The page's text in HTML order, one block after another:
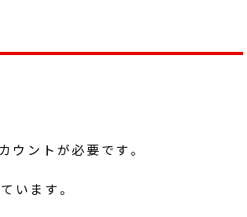
ントが必要です。
います。